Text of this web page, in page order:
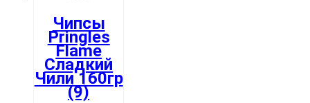
Чипсы
Pringles
Flame
Сладкий
Чили 160гр
(9)